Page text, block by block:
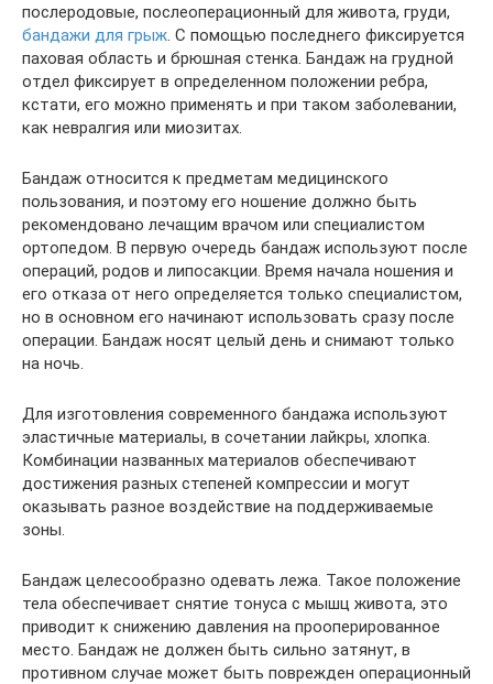
послеродовые, послеоперационный для живота, груди,
бандажи для грыж . С помощью последнего фиксируется
паховая область и брюшная стенка. Бандаж на грудной
отдел фиксирует в определенном положении ребра,
кстати, его можно применять и при таком заболевании,
как невралгия или миозитах.
Бандаж относится к предметам медицинского
пользования, и поэтому его ношение должно быть
рекомендовано лечащим врачом или специалистом
ортопедом. В первую очередь бандаж используют после
операций, родов и липосакции. Время начала ношения и
его отказа от него определяется только специалистом,
но в основном его начинают использовать сразу после
операции. Бандаж носят целый день и снимают только
на ночь.
Для изготовления современного бандажа используют
эластичные материалы, в сочетании лайкры, хлопка.
Комбинации названных материалов обеспечивают
достижения разных степеней компрессии и могут
оказывать разное воздействие на поддерживаемые
зоны.
Бандаж целесообразно одевать лежа. Такое положение
тела обеспечивает снятие тонуса с мышц живота, это
приводит к снижению давления на прооперированное
место. Бандаж не должен быть сильно затянут, в
противном случае может быть поврежден операционный